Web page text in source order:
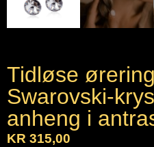
Tidløse
Swarovski-
anheng i
KR 315,00